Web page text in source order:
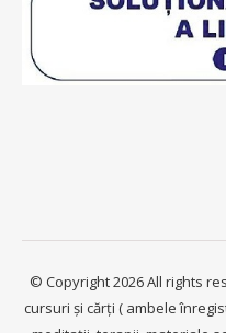
© Copyright 2026 All rights
cursuri și cărți ( ambele